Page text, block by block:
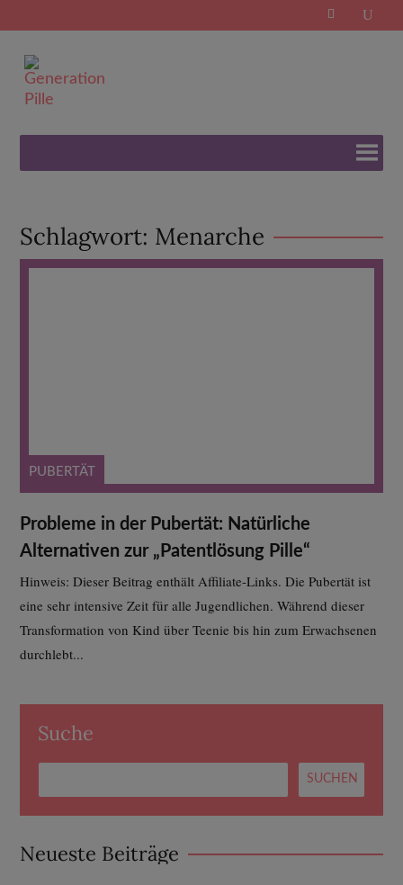
for:
Schlagwort: Menarche
PUBERTÄT
Probleme in der Pubertät: Natürliche
Alternativen zur „Patentlösung Pille“
Hinweis: Dieser Beitrag enthält Affiliate-Links. Die Pubertät ist
eine sehr intensive Zeit für alle Jugendlichen. Während dieser
Transformation von Kind über Teenie bis hin zum Erwachsenen
durchlebt...
Suche
Neueste Beiträge